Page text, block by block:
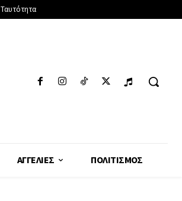
Ταυτότητα
ΑΓΓΕΛΊΕΣ ΠΟΛΙΤΙΣΜΌΣ